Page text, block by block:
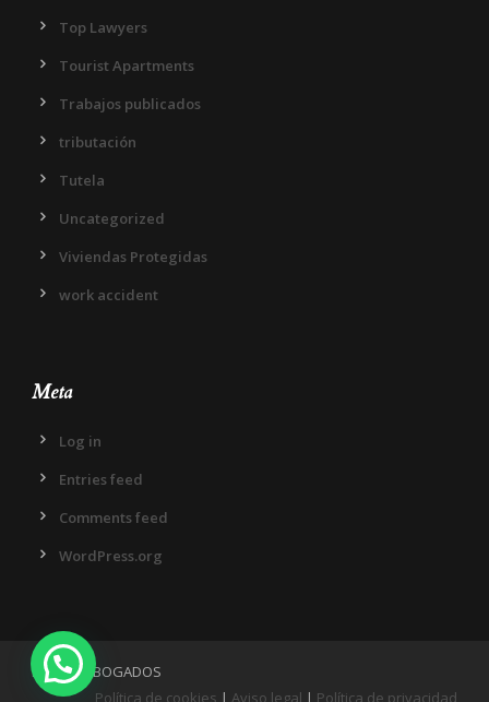
Top Lawyers
Tourist Apartments
Trabajos publicados
tributación
Tutela
Uncategorized
Viviendas Protegidas
work accident
Meta
Log in
Entries feed
Comments feed
WordPress.org
IN DIEM ABOGADOS
Política de cookies | Aviso legal | Política de privacidad